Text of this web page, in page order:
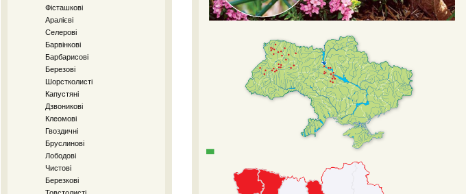
Фісташкові
Аралієві
Селерові
Барвінкові
Барбарисові
Березові
Шорстколисті
Капустяні
Дзвоникові
Клеомові
Гвоздичні
Бруслинові
Лободові
Чистові
Березкові